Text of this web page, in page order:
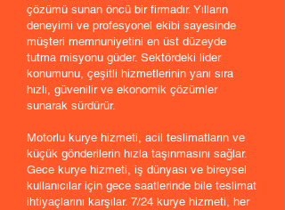
çözümü sunan öncü bir firmadır. Yılların
deneyimi ve profesyonel ekibi sayesinde
müşteri memnuniyetini en üst düzeyde
tutma misyonu güder. Sektördeki lider
konumunu, çeşitli hizmetlerinin yanı sıra
hızlı, güvenilir ve ekonomik çözümler
sunarak sürdürür.
Motorlu kurye hizmeti, acil teslimatların ve
küçük gönderilerin hızla taşınmasını sağlar.
Gece kurye hizmeti, iş dünyası ve bireysel
kullanıcılar için gece saatlerinde bile teslimat
ihtiyaçlarını karşılar. 7/24 kurye hizmeti, her